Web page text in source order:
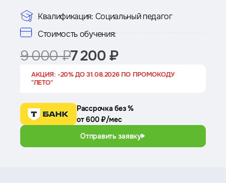
Квалификация: Социальный педагог
Стоимость обучения:
9 000 ₽7 200 ₽
АКЦИЯ: -20% ДО 31.08.2026 ПО ПРОМОКОДУ
"ЛЕТО"
Рассрочка без %
от 600 ₽/мес
Отправить заявку